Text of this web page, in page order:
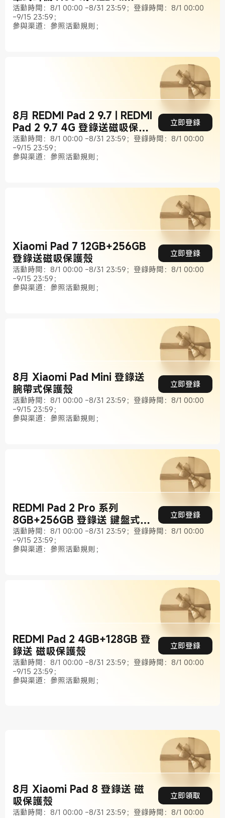
Watch 5 Lite
活動時間：8/1 00:00 -8/31 23:59；登錄時間：8/1 00:00
-9/15 23:59；
參與渠道：參照活動規則；
8月 REDMI Pad 2 9.7 | REDMI
Pad 2 9.7 4G 登錄送磁吸保護
殼
立即登錄
活動時間：8/1 00:00 -8/31 23:59；登錄時間：8/1 00:00
-9/15 23:59；
參與渠道：參照活動規則；
Xiaomi Pad 7 12GB+256GB
登錄送磁吸保護殼
立即登錄
活動時間：8/1 00:00 -8/31 23:59；登錄時間：8/1 00:00
-9/15 23:59；
參與渠道：參照活動規則；
8月 Xiaomi Pad Mini 登錄送
腕帶式保護殼
立即登錄
活動時間：8/1 00:00 -8/31 23:59；登錄時間：8/1 00:00
-9/15 23:59；
參與渠道：參照活動規則；
REDMI Pad 2 Pro 系列
8GB+256GB 登錄送 鍵盤式雙
面保護殼
立即登錄
活動時間：8/1 00:00 -8/31 23:59；登錄時間：8/1 00:00
-9/15 23:59；
參與渠道：參照活動規則；
REDMI Pad 2 4GB+128GB 登
錄送 磁吸保護殼
立即登錄
活動時間：8/1 00:00 -8/31 23:59；登錄時間：8/1 00:00
-9/15 23:59；
參與渠道：參照活動規則；
8月 Xiaomi Pad 8 登錄送 磁
吸保護殼
立即領取
活動時間：8/1 00:00 -8/31 23:59；登錄時間：8/1 00:00